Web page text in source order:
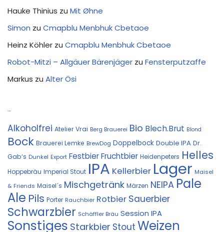
Hauke Thinius zu Mit Øhne
Simon zu Cmapblu Menbhuk Cbetaoe
Heinz Köhler zu Cmapblu Menbhuk Cbetaoe
Robot-Mitzi – Allgäuer Bärenjäger zu Fensterputzaffe
Markus zu Alter Ösi
Alkoholfrei Atelier Vrai Berg Brauerei Bio Blech.Brut Blond
Bock Brauerei Lemke BrewDog Doppelbock Double IPA Dr.
Gab‘s Dunkel Export FestbierFruchtbier Heidenpeters Helles
Hoppebräu Imperial Stout IPA Kellerbier Lager Maisel
& Friends Maisel´s Mischgetränk Märzen NEIPA Pale
Ale Pils Porter Rauchbier Rotbier Sauerbier
Schwarzbier Schäffler Bräu Session IPA
Sonstiges Starkbier Stout Weizen